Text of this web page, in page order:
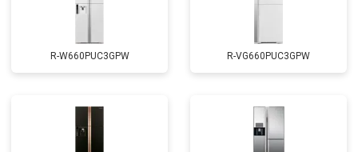
R-W660PUC3GPW R-VG660PUC3GPW